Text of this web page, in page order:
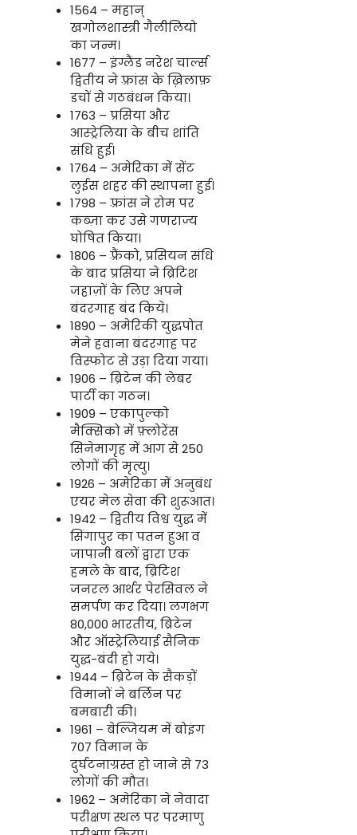
1564 – महान्
खगोलशास्त्री गैलीलियो
का जन्म।
1677 – इंग्लैंड नरेश चार्ल्स
द्वितीय ने फ़्रांस के ख़िलाफ़
डचों से गठबंधन किया।
1763 – प्रसिया और
आस्ट्रेलिया के बीच शांति
संधि हुई।
1764 – अमेरिका में सेंट
लुईस शहर की स्थापना हुई।
1798 – फ़्रांस ने रोम पर
कब्ज़ा कर उसे गणराज्य
घोषित किया।
1806 – फ़्रैंको, प्रसियन संधि
के बाद प्रसिया ने ब्रिटिश
जहाज़ों के लिए अपने
बंदरगाह बंद किये।
1890 – अमेरिकी युद्धपोत
मेने हवाना बंदरगाह पर
विस्फोट से उड़ा दिया गया।
1906 – ब्रिटेन की लेबर
पार्टी का गठन।
1909 – एकापुल्को
मैक्सिको में फ़्लोरेंस
सिनेमागृह में आग से 250
लोगों की मृत्यु।
1926 – अमेरिका में अनुबंध
एयर मेल सेवा की शुरूआत।
1942 – द्वितीय विश्व युद्ध में
सिंगापुर का पतन हुआ व
जापानी बलों द्वारा एक
हमले के बाद, ब्रिटिश
जनरल आर्थर पेरसिवल ने
समर्पण कर दिया। लगभग
80,000 भारतीय, ब्रिटेन
और ऑस्ट्रेलियाई सैनिक
युद्ध-बंदी हो गये।
1944 – ब्रिटेन के सैकड़ों
विमानों ने बर्लिन पर
बमबारी की।
1961 – बेल्जियम में बोइंग
707 विमान के
दुर्घटनाग्रस्त हो जाने से 73
लोगों की मौत।
1962 – अमेरिका ने नेवादा
परीक्षण स्थल पर परमाणु